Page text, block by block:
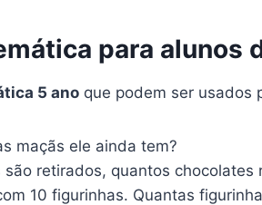
para alunos
5 ano que podem ser usados
maçãs ele ainda tem?
retirados, quantos chocolates
10 figurinhas. Quantas